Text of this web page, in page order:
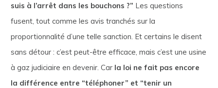
suis à l’arrêt dans les bouchons ?” Les questions
fusent, tout comme les avis tranchés sur la
proportionnalité d’une telle sanction. Et certains le disent
sans détour : c’est peut-être efficace, mais c’est une usine
à gaz judiciaire en devenir. Car la loi ne fait pas encore
la différence entre “téléphoner” et “tenir un